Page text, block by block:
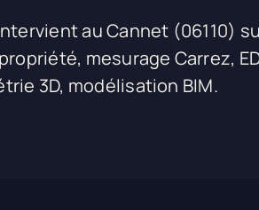
au Cannet (06110)
mesurage Carrez,
3D, modélisation BIM.